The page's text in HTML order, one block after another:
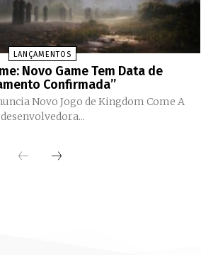
LANÇAMENTOS
Novo Game Tem Data de
Confirmada”
Novo Jogo de Kingdom Come A
desenvolvedora...